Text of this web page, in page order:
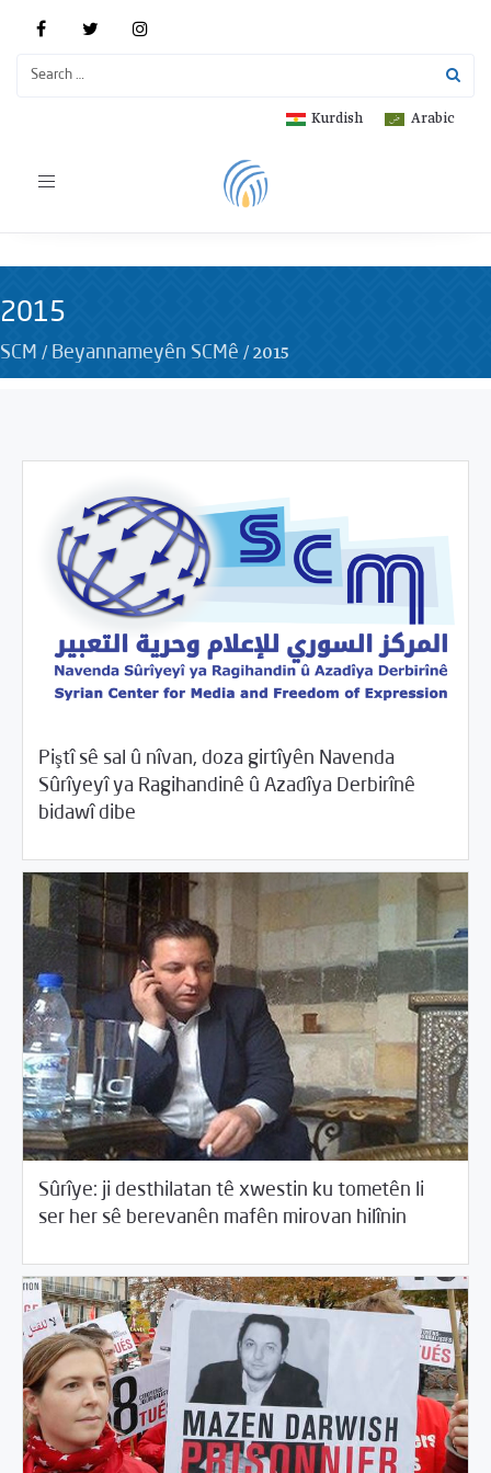
Arabic
Kurdish
Toggle
2015
SCM / Beyannameyên SCMê /2015
Piştî sê sal û nîvan, doza girtîyên Navenda
Sûrîyeyî ya Ragihandinê û Azadîya Derbirînê
bidawî dibe
31/2015 2015/Beyannameyên SCMê
Sûrîye: ji desthilatan tê xwestin ku tometên li
ser her sê berevanên mafên mirovan hilînin
17/2015 2015/Beyannameyên SCMê